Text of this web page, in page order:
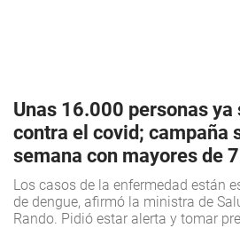
Unas 16.000 personas ya
contra el covid; campaña
semana con mayores de
Los casos de la enfermedad están
de dengue, afirmó la ministra de
Rando. Pidió estar alerta y tomar